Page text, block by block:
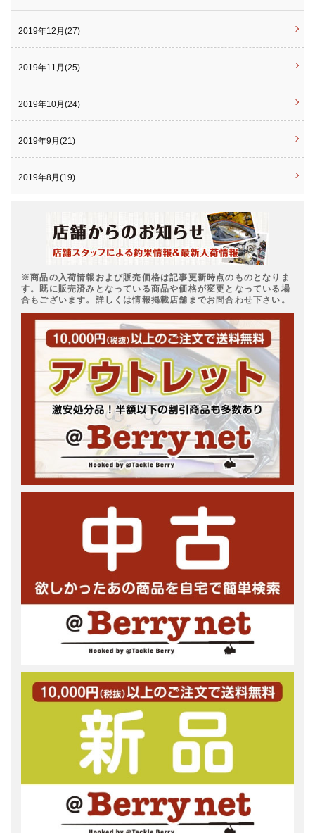
2019年12月(27)
2019年11月(25)
2019年10月(24)
2019年9月(21)
2019年8月(19)
※商品の入荷情報および販売価格は記事更新時点のものとなりま
す。既に販売済みとなっている商品や価格が変更となっている場
合もございます。詳しくは情報掲載店舗までお問合わせ下さい。